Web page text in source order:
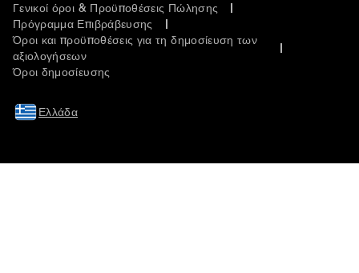
Γενικοί όροι & Προϋποθέσεις Πώλησης
Πρόγραμμα Επιβράβευσης
Όροι και προϋποθέσεις για τη δημοσίευση των
αξιολογήσεων
Όροι δημοσίευσης
Ελλάδα